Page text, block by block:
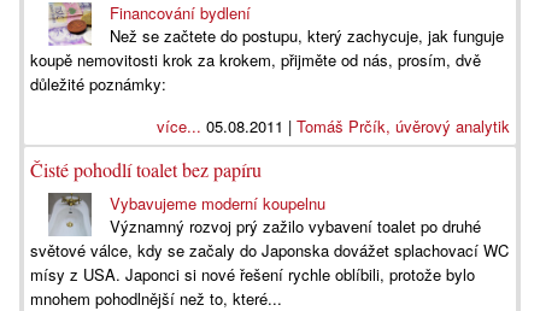
Financování bydlení
Než se začtete do postupu, který zachycuje, jak funguje
koupě nemovitosti krok za krokem, přijměte od nás, prosím, dvě
důležité poznámky:
více... 05.08.2011 | Tomáš Prčík, úvěrový analytik
Čisté pohodlí toalet bez papíru
Vybavujeme moderní koupelnu
Významný rozvoj prý zažilo vybavení toalet po druhé
světové válce, kdy se začaly do Japonska dovážet splachovací WC
mísy z USA. Japonci si nové řešení rychle oblíbili, protože bylo
mnohem pohodlnější než to, které...